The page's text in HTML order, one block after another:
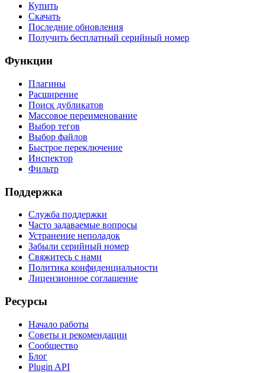
Купить
Скачать
Последние обновления
Получить бесплатный серийный номер
Функции
Плагины
Расширение
Поиск дубликатов
Массовое переименование
Выбор тегов
Выбор файлов
Быстрое переключение
Инспектор
Фильтр
Поддержка
Служба поддержки
Часто задаваемые вопросы
Устранение неполадок
Забыли серийный номер
Свяжитесь с нами
Политика конфиденциальности
Лицензионное соглашение
Ресурсы
Начало работы
Советы и рекомендации
Сообщество
Блог
Plugin API